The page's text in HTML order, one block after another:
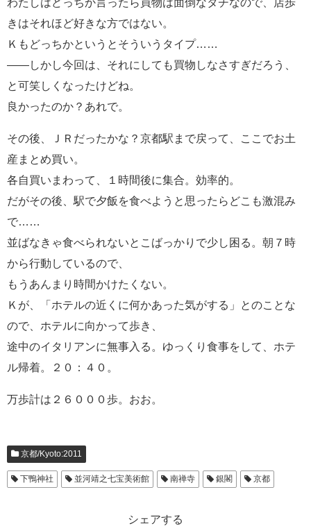
きはそれほど好きな方ではない。
Ｋもどっちかというとそういうタイプ……
――しかし今回は、それにしても買物しなさすぎだろう、
と可笑しくなったけどね。
良かったのか？あれで。
その後、ＪＲだったかな？京都駅まで戻って、ここでお土
産まとめ買い。
各自買いまわって、１時間後に集合。効率的。
だがその後、駅で夕飯を食べようと思ったらどこも激混み
で……
並ばなきゃ食べられないとこばっかりで少し困る。朝７時
から行動しているので、
もうあんまり時間かけたくない。
Ｋが、「ホテルの近くに何かあった気がする」とのことな
ので、ホテルに向かって歩き、
途中のイタリアンに無事入る。ゆっくり食事をして、ホテ
ル帰着。２０：４０。
万歩計は２６０００歩。おお。
京都/Kyoto:2011
下鴨神社 並河靖之七宝美術館 南禅寺 銀閣 京都
シェアする